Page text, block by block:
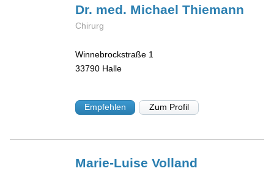
Dr. med. MichaelThiemann
Chirurg
Winnebrockstraße 1
33790 Halle
Empfehlen Zum Profil
Marie-LuiseVolland